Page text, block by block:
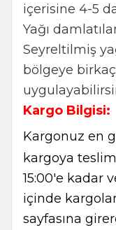
içerisine 4-5
Yağı
Seyreltilmiş
bölgeye
Kargo Bilgisi:
Kargonuz en
kargoya
15:00'e kadar
içinde
sayfasına